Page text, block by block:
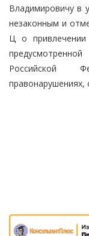
Владимировичу в
незаконным и
Ц о привлечении
Российской
правонарушениях,